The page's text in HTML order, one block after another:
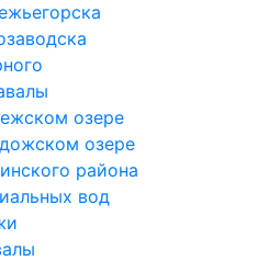
озере
озере
района
вод